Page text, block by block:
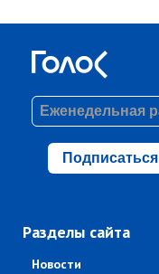
Подписаться
Разделы сайта
Новости